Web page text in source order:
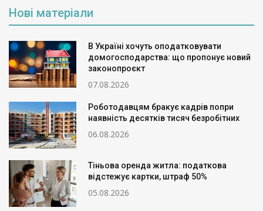
Нові матеріали
В Україні хочуть оподатковувати
домогосподарства: що пропонує новий
законопроєкт
07.08.2026
Роботодавцям бракує кадрів попри
наявність десятків тисяч безробітних
06.08.2026
Тіньова оренда житла: податкова
відстежує картки, штраф 50%
05.08.2026